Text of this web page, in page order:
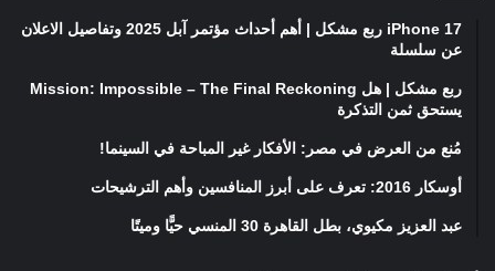
iPhone 17 ربع مشكل | أهم أحداث مؤتمر آبل 2025 وتفاصيل الاعلان
عن سلسلة
ربع مشكل | هل Mission: Impossible – The Final Reckoning
يستحق ثمن التذكرة
مُنع من العرض في مصر: الأفكار غير المباحة في السينما!
أوسكار 2016: تعرف على أبرز المنافسين وأهم الترشيحات
عبد العزيز مكيوي، بطل القاهرة 30 المنسي حيًّا وميتًا